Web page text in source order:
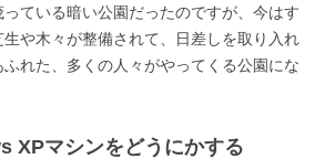
ている暗い公園だったのですが、今はす
や木々が整備されて、日差しを取り入れ
れた、多くの人々がやってくる公園にな
XPマシンをどうにかする